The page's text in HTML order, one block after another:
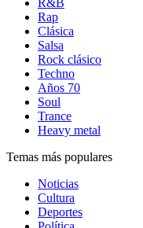
R&B
Rap
Clásica
Salsa
Rock clásico
Techno
Años 70
Soul
Trance
Heavy metal
Temas más populares
Noticias
Cultura
Deportes